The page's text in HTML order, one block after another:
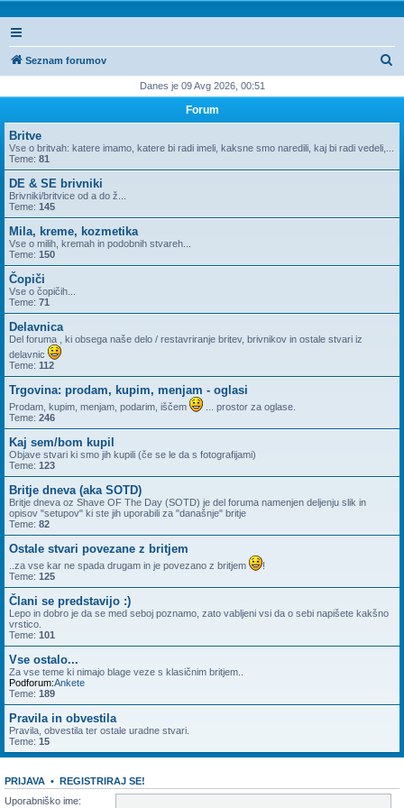
Seznam forumov
a
j
Danes je 09 Avg 2026, 00:51
Forum
Britve
Vse o britvah: katere imamo, katere bi radi imeli, kaksne smo naredili, kaj bi radi vedeli,...
Teme: 81
DE & SE brivniki
Brivniki/britvice od a do ž...
Teme: 145
Mila, kreme, kozmetika
Vse o milih, kremah in podobnih stvareh...
Teme: 150
Čopiči
Vse o čopičih...
Teme: 71
Delavnica
Del foruma , ki obsega naše delo / restavriranje britev, brivnikov in ostale stvari iz
delavnic
Teme: 112
Trgovina: prodam, kupim, menjam - oglasi
Prodam, kupim, menjam, podarim, iščem
... prostor za oglase.
Teme: 246
Kaj sem/bom kupil
Objave stvari ki smo jih kupili (če se le da s fotografijami)
Teme: 123
Britje dneva (aka SOTD)
Britje dneva oz Shave OF The Day (SOTD) je del foruma namenjen deljenju slik in
opisov "setupov" ki ste jih uporabili za "današnje" britje
Teme: 82
Ostale stvari povezane z britjem
..za vse kar ne spada drugam in je povezano z britjem
!
Teme: 125
Člani se predstavijo :)
Lepo in dobro je da se med seboj poznamo, zato vabljeni vsi da o sebi napišete kakšno
vrstico.
Teme: 101
Vse ostalo...
Za vse teme ki nimajo blage veze s klasičnim britjem..
Podforum:Ankete
Teme: 189
Pravila in obvestila
Pravila, obvestila ter ostale uradne stvari.
Teme: 15
PRIJAVA • REGISTRIRAJ SE!
Uporabniško ime: